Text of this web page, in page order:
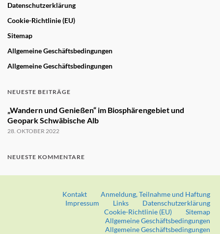
Datenschutzerklärung
Cookie-Richtlinie (EU)
Sitemap
Allgemeine Geschäftsbedingungen
Allgemeine Geschäftsbedingungen
NEUESTE BEITRÄGE
„Wandern und Genießen“ im Biosphärengebiet und
Geopark Schwäbische Alb
28. OKTOBER 2022
NEUESTE KOMMENTARE
Kontakt
Anmeldung, Teilnahme und Haftung
Impressum
Links
Datenschutzerklärung
Cookie-Richtlinie (EU)
Sitemap
Allgemeine Geschäftsbedingungen
Allgemeine Geschäftsbedingungen